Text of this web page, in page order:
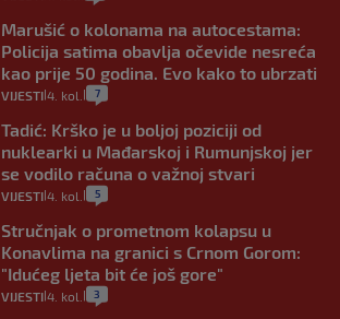
Marušić o kolonama na autocestama:
Policija satima obavlja očevide nesreća
kao prije 50 godina. Evo kako to ubrzati
VIJESTI 4. kol. 7
Tadić: Krško je u boljoj poziciji od
nuklearki u Mađarskoj i Rumunjskoj jer
se vodilo računa o važnoj stvari
VIJESTI 4. kol. 5
Stručnjak o prometnom kolapsu u
Konavlima na granici s Crnom Gorom:
"Idućeg ljeta bit će još gore"
VIJESTI 4. kol. 3